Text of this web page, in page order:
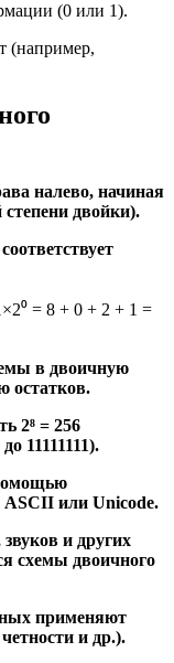
(0 или 1).
(например,
налево, начиная
двойки).
= 8 + 0 + 2 + 1 =
в двоичную
остатков.
2⁸ = 256
11111111).
ASCII или Unicode.
и других
схемы двоичного
применяют
и др.).